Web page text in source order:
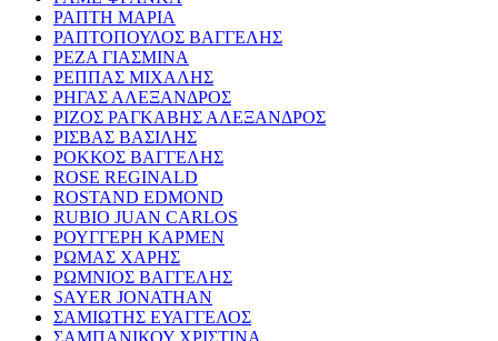
ΡΑΠΤΗ ΜΑΡΙΑ
ΡΑΠΤΟΠΟΥΛΟΣ ΒΑΓΓΕΛΗΣ
ΡΕΖΑ ΓΙΑΣΜΙΝΑ
ΡΕΠΠΑΣ ΜΙΧΑΛΗΣ
ΡΗΓΑΣ ΑΛΕΞΑΝΔΡΟΣ
ΡΙΖΟΣ ΡΑΓΚΑΒΗΣ ΑΛΕΞΑΝΔΡΟΣ
ΡΙΣΒΑΣ ΒΑΣΙΛΗΣ
ΡΟΚΚΟΣ ΒΑΓΓΕΛΗΣ
ROSE REGINALD
ROSTAND EDMOND
RUBIO JUAN CARLOS
ΡΟΥΓΓΕΡΗ ΚΑΡΜΕΝ
ΡΩΜΑΣ ΧΑΡΗΣ
ΡΩΜΝΙΟΣ ΒΑΓΓΕΛΗΣ
SAYER JONATHAN
ΣΑΜΙΩΤΗΣ ΕΥΑΓΓΕΛΟΣ
ΣΑΜΠΑΝΙΚΟΥ ΧΡΙΣΤΙΝΑ